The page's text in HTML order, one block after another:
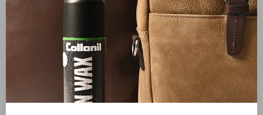
Füller etui | schwarz
€32,50
Gaucho
Schreibtischablage |
mocca
€22,50